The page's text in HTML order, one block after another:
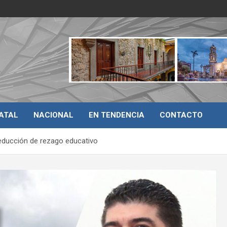
NACIONAL EN TENDENCIA CONTACTO
de rezago educativo